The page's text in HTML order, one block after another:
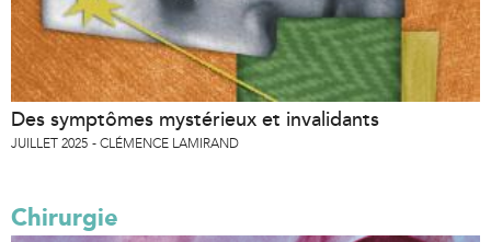
Des symptômes mystérieux et invalidants
JUILLET 2025 CLÉMENCE LAMIRAND
Chirurgie